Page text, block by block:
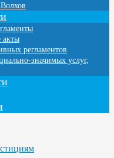
акты
регламентов
значимых услуг,